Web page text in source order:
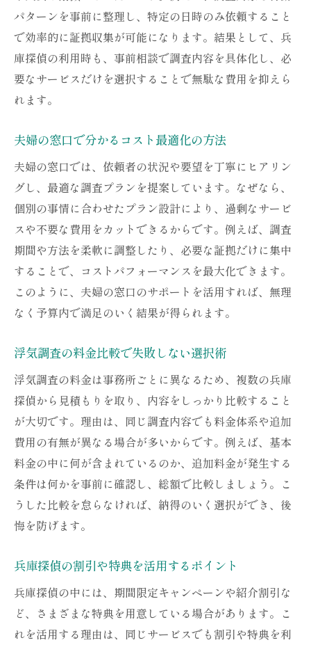
パターンを事前に整理し、特定の日時のみ依頼すること
で効率的に証拠収集が可能になります。結果として、兵
庫探偵の利用時も、事前相談で調査内容を具体化し、必
要なサービスだけを選択することで無駄な費用を抑えら
れます。
夫婦の窓口で分かるコスト最適化の方法
夫婦の窓口では、依頼者の状況や要望を丁寧にヒアリン
グし、最適な調査プランを提案しています。なぜなら、
個別の事情に合わせたプラン設計により、過剰なサービ
スや不要な費用をカットできるからです。例えば、調査
期間や方法を柔軟に調整したり、必要な証拠だけに集中
することで、コストパフォーマンスを最大化できます。
このように、夫婦の窓口のサポートを活用すれば、無理
なく予算内で満足のいく結果が得られます。
浮気調査の料金比較で失敗しない選択術
浮気調査の料金は事務所ごとに異なるため、複数の兵庫
探偵から見積もりを取り、内容をしっかり比較すること
が大切です。理由は、同じ調査内容でも料金体系や追加
費用の有無が異なる場合が多いからです。例えば、基本
料金の中に何が含まれているのか、追加料金が発生する
条件は何かを事前に確認し、総額で比較しましょう。こ
うした比較を怠らなければ、納得のいく選択ができ、後
悔を防げます。
兵庫探偵の割引や特典を活用するポイント
兵庫探偵の中には、期間限定キャンペーンや紹介割引な
ど、さまざまな特典を用意している場合があります。こ
れを活用する理由は、同じサービスでも割引や特典を利